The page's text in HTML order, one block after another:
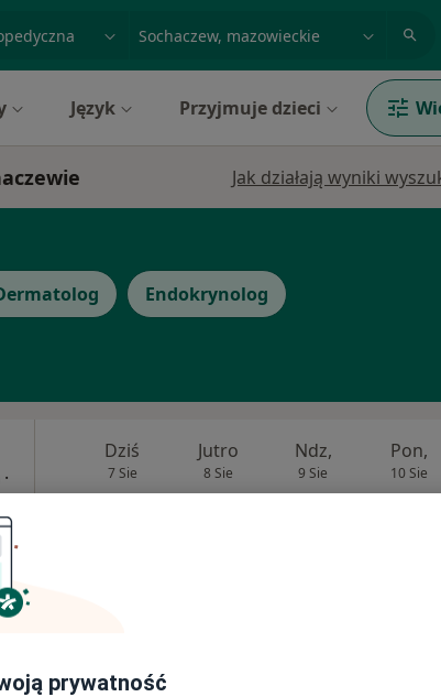
Język Przyjmuje dzieci
Jak działają wyniki
Endokrynolog
·
Dziś
7 Sie
Jutro
8 Sie
Ndz,
9 Sie
Pon,
10 Sie
prywatność